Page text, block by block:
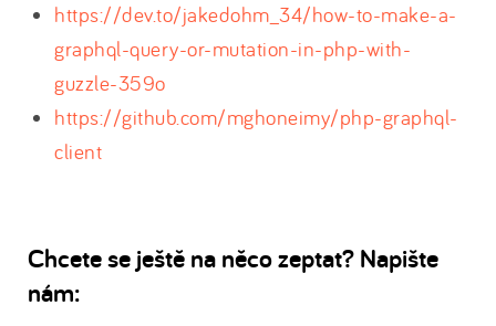
https://dev.to/jakedohm_34/how-to-make-a-
graphql-query-or-mutation-in-php-with-
guzzle-359o
https://github.com/mghoneimy/php-graphql-
client
Chcete se ještě na něco zeptat? Napište
nám: